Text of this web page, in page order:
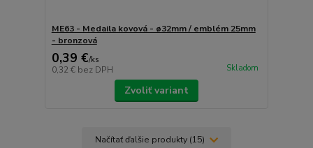
ME63 - Medaila kovová - ø32mm / emblém 25mm
- bronzová
0,39 €/ks
0,32 € bez DPH Skladom
Zvoliť variant
Načítať ďalšie produkty (15)